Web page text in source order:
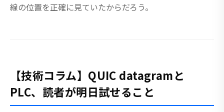
線の位置を正確に見ていたからだろう。
【技術コラム】QUIC datagramと
PLC、読者が明日試せること